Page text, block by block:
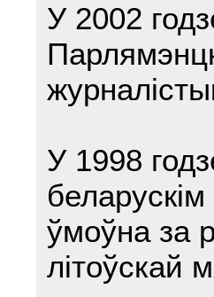
У 2002
У 1998
ўмоўна за
літоўскай